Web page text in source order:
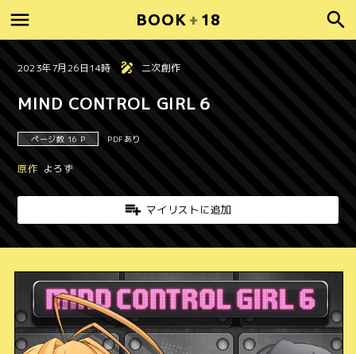
BOOK + 18
2023年7月26日14時 二次創作
MIND CONTROL GIRL６
ページ数 16 P PDFあり
原作 よろず
マイリストに追加